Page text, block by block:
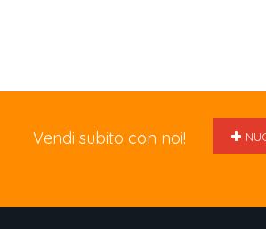
Vendi subito con noi!